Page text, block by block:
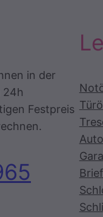
in der
24h
Festpreis